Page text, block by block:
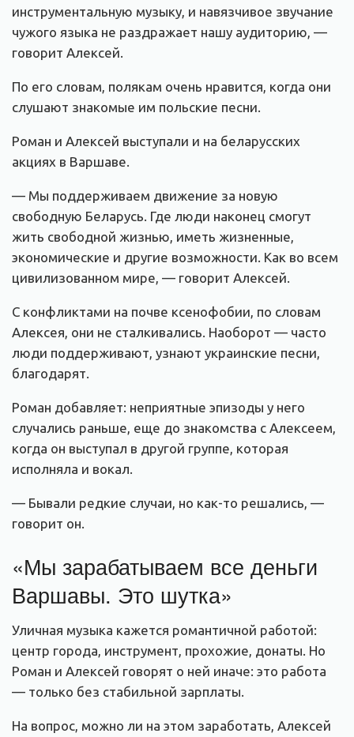
инструментальную музыку, и навязчивое звучание
чужого языка не раздражает нашу аудиторию, —
говорит Алексей.
По его словам, полякам очень нравится, когда они
слушают знакомые им польские песни.
Роман и Алексей выступали и на беларусских
акциях в Варшаве.
— Мы поддерживаем движение за новую
свободную Беларусь. Где люди наконец смогут
жить свободной жизнью, иметь жизненные,
экономические и другие возможности. Как во всем
цивилизованном мире, — говорит Алексей.
С конфликтами на почве ксенофобии, по словам
Алексея, они не сталкивались. Наоборот — часто
люди поддерживают, узнают украинские песни,
благодарят.
Роман добавляет: неприятные эпизоды у него
случались раньше, еще до знакомства с Алексеем,
когда он выступал в другой группе, которая
исполняла и вокал.
— Бывали редкие случаи, но как-то решались, —
говорит он.
«Мы зарабатываем все деньги
Варшавы. Это шутка»
Уличная музыка кажется романтичной работой:
центр города, инструмент, прохожие, донаты. Но
Роман и Алексей говорят о ней иначе: это работа
— только без стабильной зарплаты.
На вопрос, можно ли на этом заработать, Алексей